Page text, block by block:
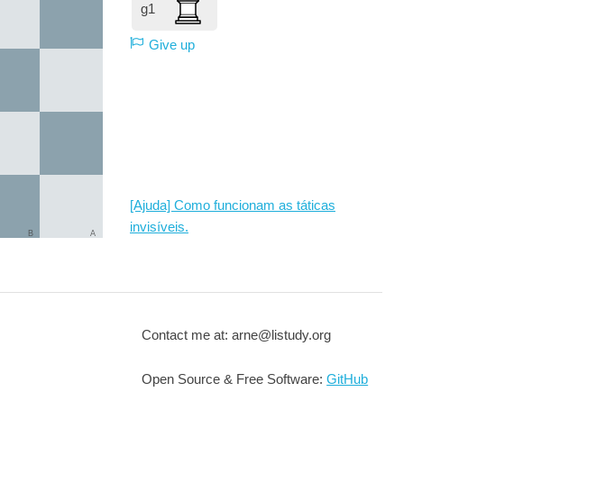
A
B
g1
Give up
[Ajuda] Como funcionam as táticas
invisíveis.
Contact me at: arne@listudy.org
Open Source & Free Software:GitHub